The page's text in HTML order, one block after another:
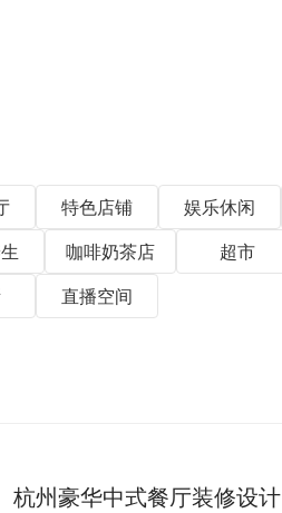
特色店铺 娱乐休闲
咖啡奶茶店 超市
直播空间
杭州豪华中式餐厅装修设计